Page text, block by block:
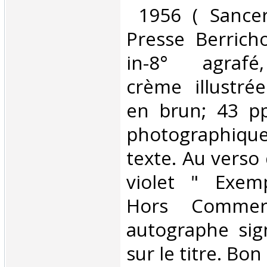
1956 (
Presse
in-8°
crème
en brun; 43
texte. Au
violet "
Hors
autographe
sur le titre. Bon